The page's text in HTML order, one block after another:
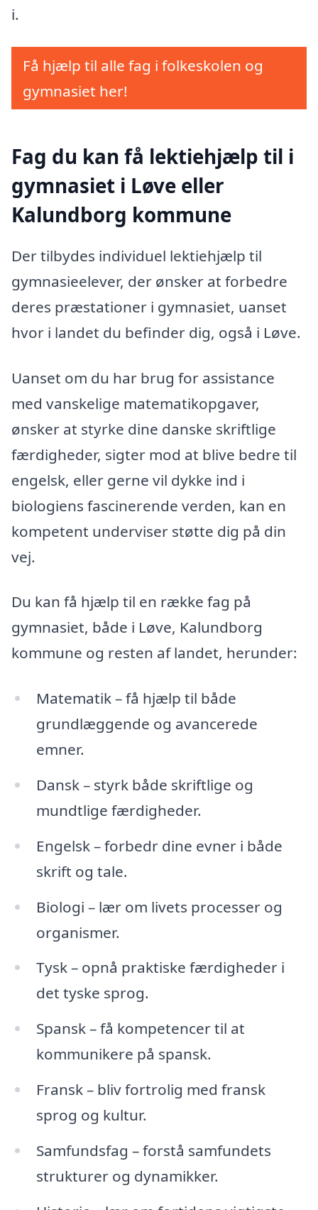
i.
Få hjælp til alle fag i folkeskolen og
gymnasiet her!
Fag du kan få lektiehjælp til i
gymnasiet i Løve eller
Kalundborg kommune
Der tilbydes individuel lektiehjælp til
gymnasieelever, der ønsker at forbedre
deres præstationer i gymnasiet, uanset
hvor i landet du befinder dig, også i Løve.
Uanset om du har brug for assistance
med vanskelige matematikopgaver,
ønsker at styrke dine danske skriftlige
færdigheder, sigter mod at blive bedre til
engelsk, eller gerne vil dykke ind i
biologiens fascinerende verden, kan en
kompetent underviser støtte dig på din
vej.
Du kan få hjælp til en række fag på
gymnasiet, både i Løve, Kalundborg
kommune og resten af landet, herunder:
Matematik – få hjælp til både
grundlæggende og avancerede
emner.
Dansk – styrk både skriftlige og
mundtlige færdigheder.
Engelsk – forbedr dine evner i både
skrift og tale.
Biologi – lær om livets processer og
organismer.
Tysk – opnå praktiske færdigheder i
det tyske sprog.
Spansk – få kompetencer til at
kommunikere på spansk.
Fransk – bliv fortrolig med fransk
sprog og kultur.
Samfundsfag – forstå samfundets
strukturer og dynamikker.